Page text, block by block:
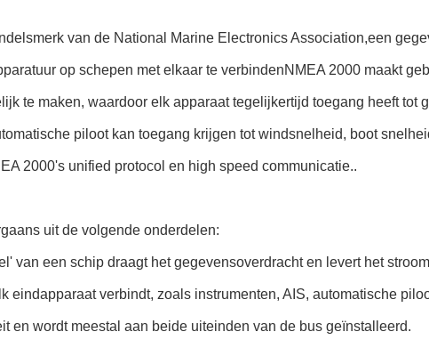
van de National Marine Electronics Association,een
op schepen met elkaar te verbindenNMEA 2000 maakt
te maken, waardoor elk apparaat tegelijkertijd toegang heeft
piloot kan toegang krijgen tot windsnelheid, boot
2000's unified protocol en high speed communicatie..
uit de volgende onderdelen:
van een schip draagt het gegevensoverdracht en levert het
eindapparaat verbindt, zoals instrumenten, AIS, automatische
en wordt meestal aan beide uiteinden van de bus geïnstalleerd.